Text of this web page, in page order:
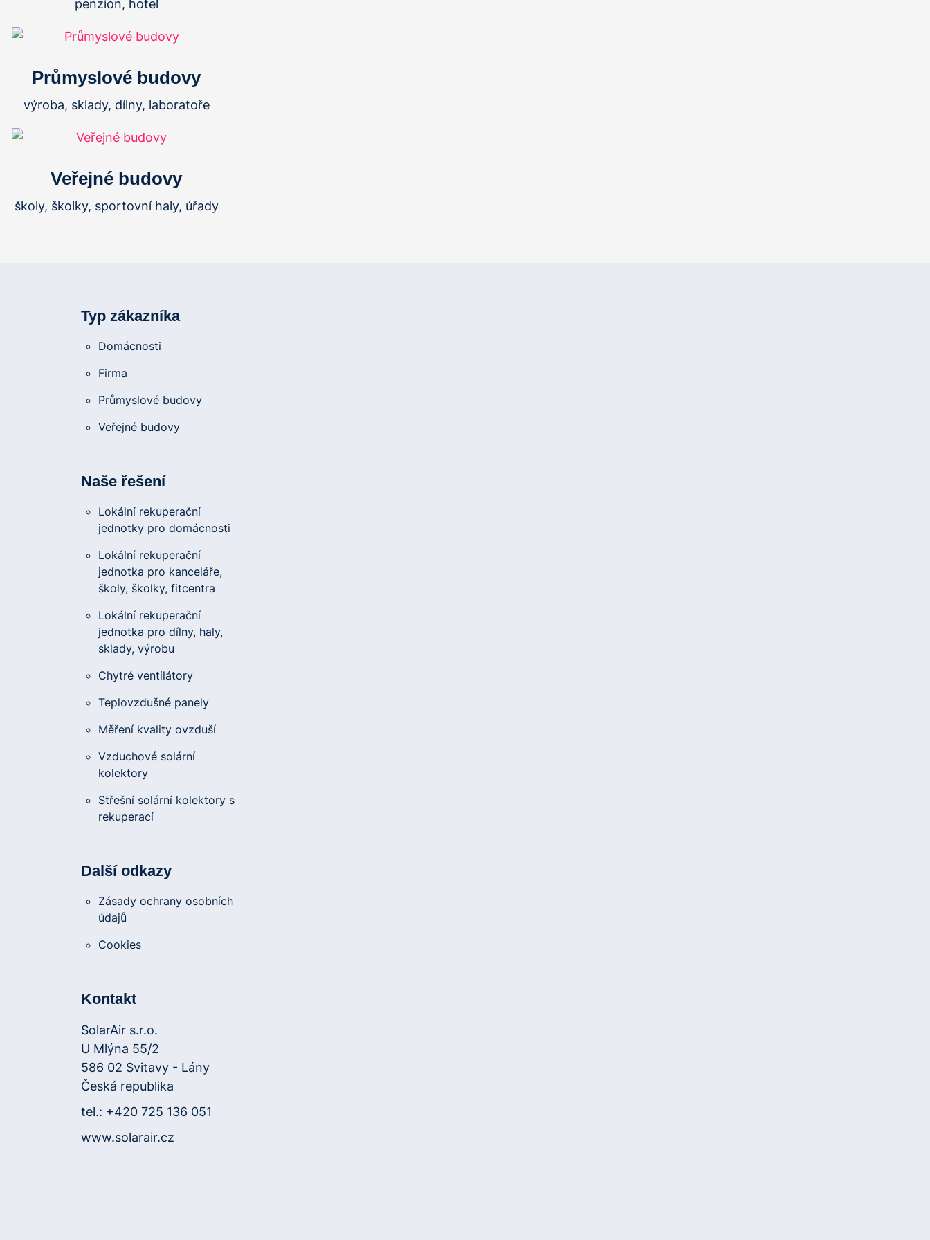
penzion, hotel
Průmyslové budovy
výroba, sklady, dílny, laboratoře
Veřejné budovy
školy, školky, sportovní haly, úřady
Typ zákazníka
Domácnosti
Firma
Průmyslové budovy
Veřejné budovy
Naše řešení
Lokální rekuperační
jednotky pro domácnosti
Lokální rekuperační
jednotka pro kanceláře,
školy, školky, fitcentra
Lokální rekuperační
jednotka pro dílny, haly,
sklady, výrobu
Chytré ventilátory
Teplovzdušné panely
Měření kvality ovzduší
Vzduchové solární
kolektory
Střešní solární kolektory s
rekuperací
Další odkazy
Zásady ochrany osobních
údajů
Cookies
Kontakt
SolarAir s.r.o.
U Mlýna 55/2
586 02 Svitavy - Lány
Česká republika
tel.: +420 725 136 051
www.solarair.cz